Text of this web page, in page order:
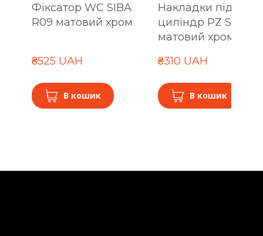
Фіксатор WC SIBA
R09 матовий хром
₴525 UAH
В кошик
Накладки під
циліндр PZ SIBA
матовий хром
₴310 UAH
В кошик